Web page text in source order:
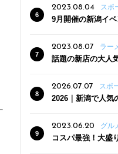
2023.08.04
スポ
9月開催の新潟イ
2023.08.07 ラー
話題の新店の大人
クーポン登場
2026.07.07 スポ
2026｜新潟で人気
2023.06.20
グル
コスパ最強！大盛